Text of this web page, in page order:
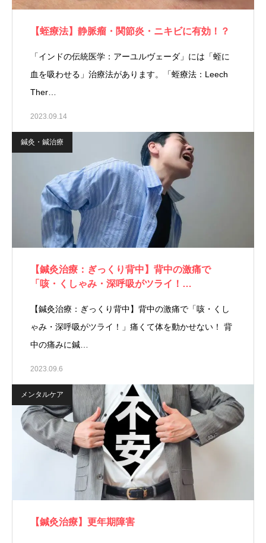
【蛭療法】静脈瘤・関節炎・ニキビに有効！？
「インドの伝統医学：アーユルヴェーダ」には「蛭に
血を吸わせる」治療法があります。「蛭療法：Leech
Ther…
2023.09.14
鍼灸・鍼治療
【鍼灸治療：ぎっくり背中】背中の激痛で
「咳・くしゃみ・深呼吸がツライ！…
【鍼灸治療：ぎっくり背中】背中の激痛で「咳・くし
ゃみ・深呼吸がツライ！」痛くて体を動かせない！ 背
中の痛みに鍼…
2023.09.6
メンタルケア
【鍼灸治療】更年期障害